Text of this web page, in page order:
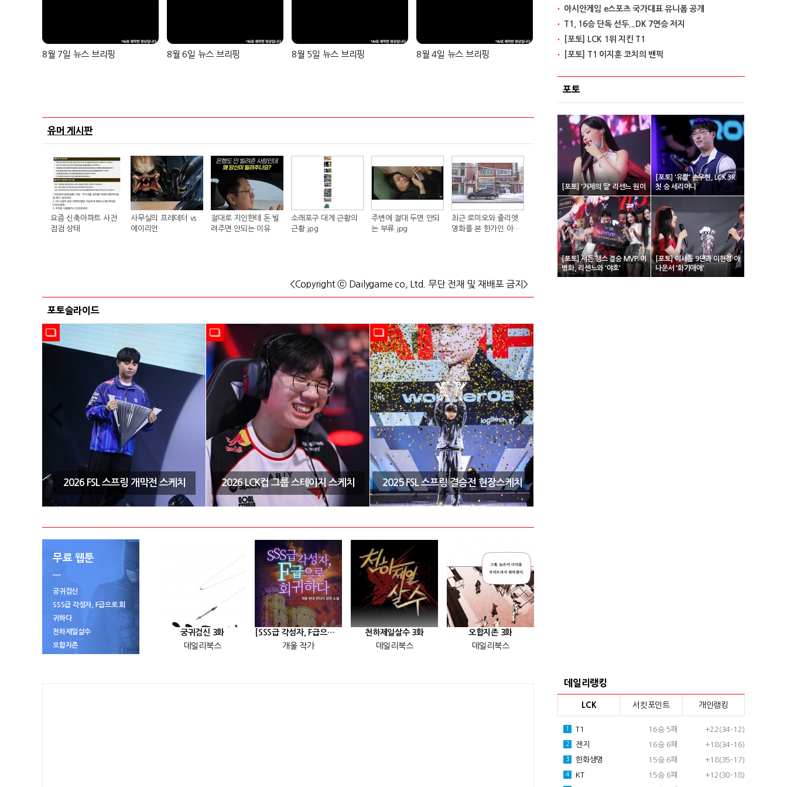
8월 7일 뉴스 브리핑 8월 6일 뉴스 브리핑 8월 5일 뉴스 브리핑 8월 4일 뉴스 브리핑
유머 게시판
요즘 신축아파트 사전
점검 상태
사무실의 프레데터 vs
에이리언
절대로 지인한테 돈 빌
려주면 안되는 이유
소래포구 대게 근황의
근황.jpg
주변에 절대 두면 안되
는 부류.jpg
최근 로미오와 줄리엣
영화를 본 한가인 아들
<Copyright ⓒ Dailygame co, Ltd. 무단 전재 및 재배포 금지>
포토슬라이드
2026 FSL 스프링 개막전 스케치
2026 LCK컵 그룹 스테이지 스케치 2025 FSL 스프링 결승전 현장스케치
무료 웹툰
궁귀검신
SSS급 각성자, F급으로 회
귀하다
천하제일살수
오합지존
궁귀검신 3화
데일리북스
[SSS급 각성자, F급으로 회귀하다] 25화
개울 작가
천하제일살수 3화
데일리북스
오합지존 3화
데일리북스
아시안게임 e스포츠 국가대표 유니폼 공개
T1, 16승 단독 선두...DK 7연승 저지
[포토] LCK 1위 지킨 T1
[포토] T1 이지훈 코치의 밴픽
포토
[포토] '거제의 딸' 리센느 원이
[포토] '유칼' 손우현, LCK 3R
첫 승 세리머니
[포토] 서든 챔스 결승 MVP 이
병화, 리센느와 '야호'
[포토] 이세돌 9단과 이현경 아
나운서 '화기애애'
데일리랭킹
LCK 서킷포인트 개인랭킹
1 T1 16승 5패 +22(34-12)
2 젠지 16승 6패 +18(34-16)
3 한화생명 15승 6패 +18(35-17)
4 KT 15승 6패 +12(30-18)